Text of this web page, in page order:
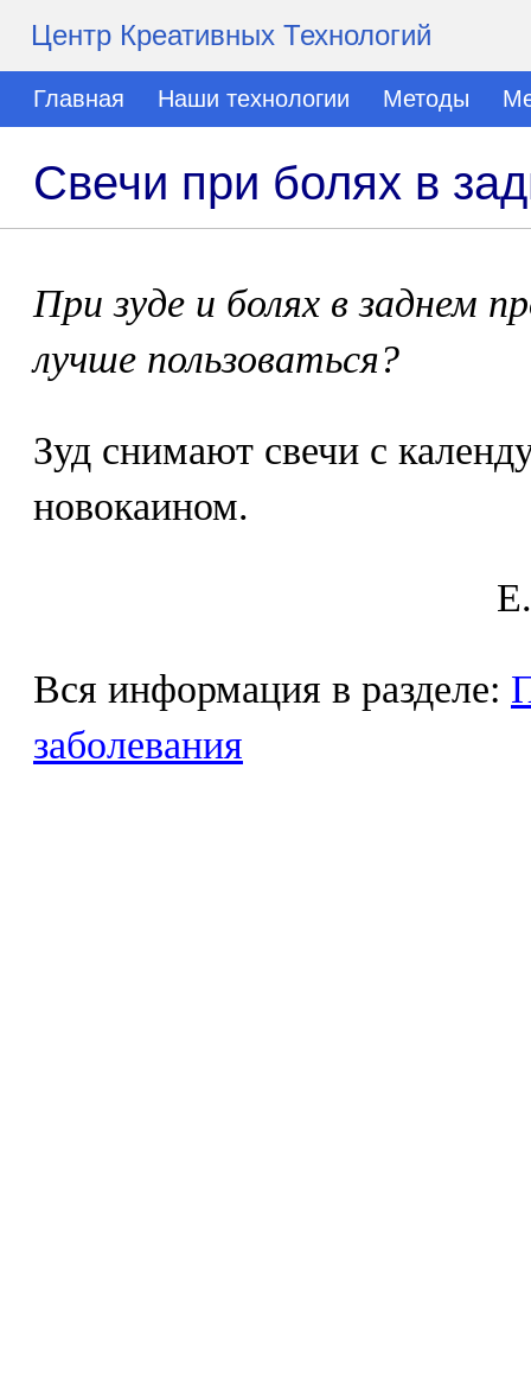
Центр Креативных Технологий
Главная Наши технологии Методы
Свечи при болях в
При зуде и болях в заднем
лучше пользоваться?
Зуд снимают свечи с
новокаином.
Вся информация в разделе:
заболевания